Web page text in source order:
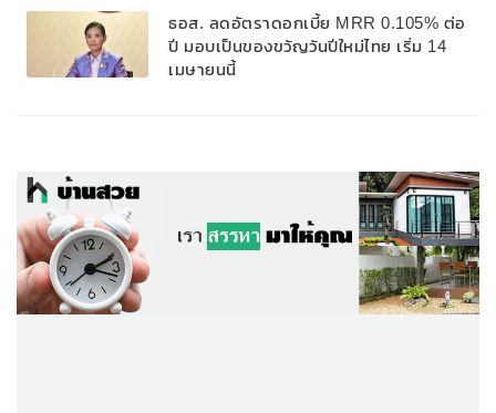
ธอส. ลดอัตราดอกเบี้ย MRR 0.105% ต่อ
ปี มอบเป็นของขวัญวันปีใหม่ไทย​ เริ่ม 14
เมษายนนี้